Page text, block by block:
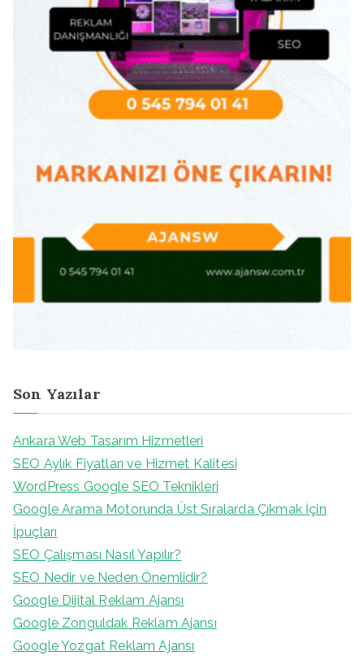
Son Yazılar
Ankara Web Tasarım Hizmetleri
SEO Aylık Fiyatları ve Hizmet Kalitesi
WordPress Google SEO Teknikleri
Google Arama Motorunda Üst Sıralarda Çıkmak İçin
İpuçları
SEO Çalışması Nasıl Yapılır?
SEO Nedir ve Neden Önemlidir?
Google Dijital Reklam Ajansı
Google Zonguldak Reklam Ajansı
Google Yozgat Reklam Ajansı